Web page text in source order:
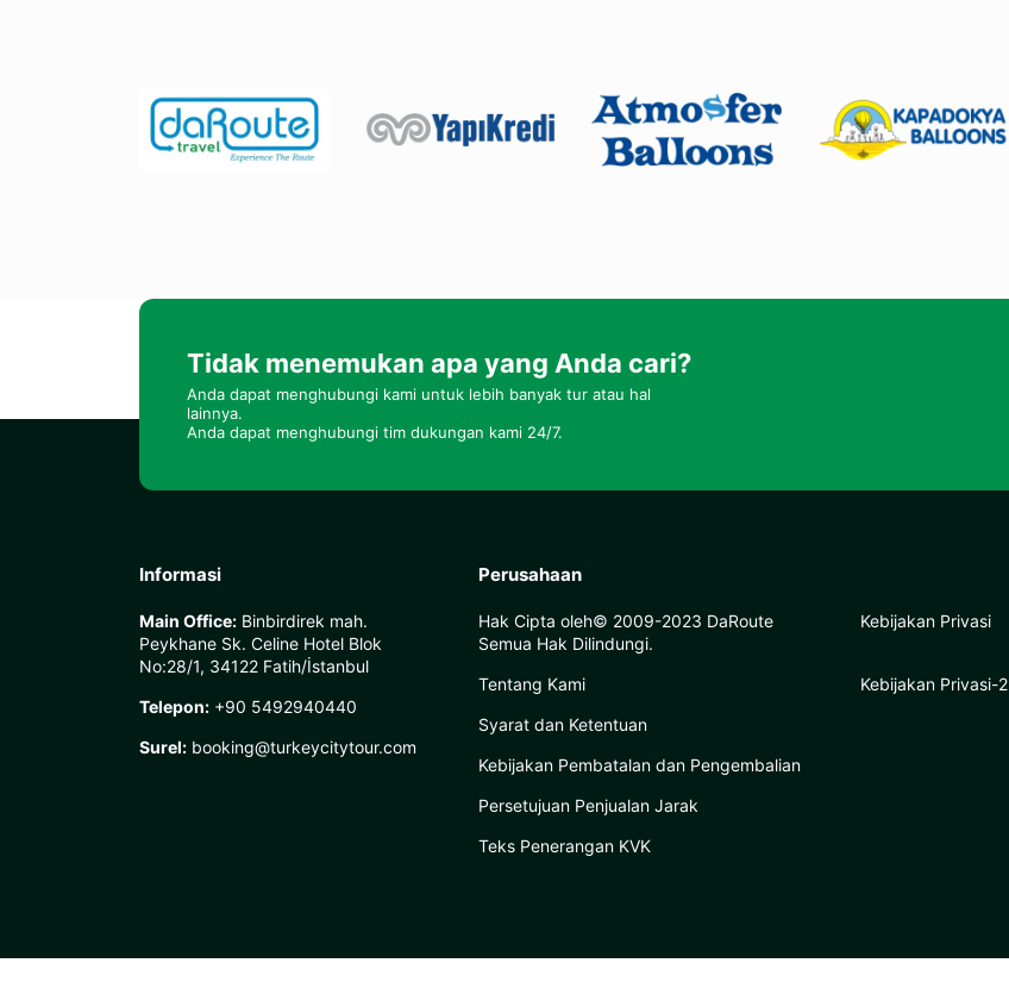
Tidak menemukan apa yang Anda cari?
Anda dapat menghubungi kami untuk lebih banyak tur atau hal
lainnya.
Anda dapat menghubungi tim dukungan kami 24/7.
Informasi
Main Office: Binbirdirek mah.
Peykhane Sk. Celine Hotel Blok
No:28/1, 34122 Fatih/İstanbul
Telepon: +90 5492940440
Surel: booking@turkeycitytour.com
Perusahaan
Hak Cipta oleh© 2009-2023 DaRoute
Semua Hak Dilindungi.
Tentang Kami
Syarat dan Ketentuan
Kebijakan Pembatalan dan Pengembalian
Persetujuan Penjualan Jarak
Teks Penerangan KVK
Kebijakan Privasi
Kebijakan Privasi-2